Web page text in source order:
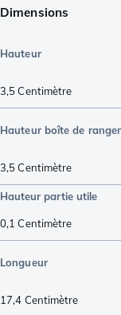
Dimensions
Hauteur
3,5Centimètre
Hauteur boîte de
3,5Centimètre
Hauteur partie utile
0,1 Centimètre
Longueur
17,4 Centimètre